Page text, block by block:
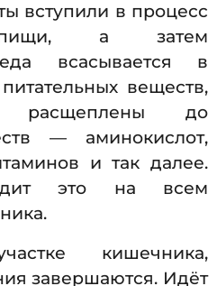
вступили в процесс
пищи, а затем
всасывается в
веществ,
расщеплены до
— аминокислот,
и так далее.
это на всем
кишечника,
завершаются. Идёт